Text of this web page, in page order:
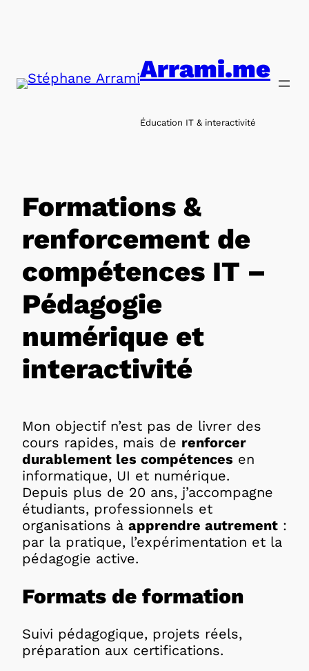
Arrami.me
Éducation IT & interactivité
Formations &
renforcement de
compétences IT –
Pédagogie
numérique et
interactivité
Mon objectif n’est pas de livrer des
cours rapides, mais de renforcer
durablement les compétences en
informatique, UI et numérique.
Depuis plus de 20 ans, j’accompagne
étudiants, professionnels et
organisations à apprendre autrement :
par la pratique, l’expérimentation et la
pédagogie active.
Formats de formation
Suivi pédagogique, projets réels,
préparation aux certifications.